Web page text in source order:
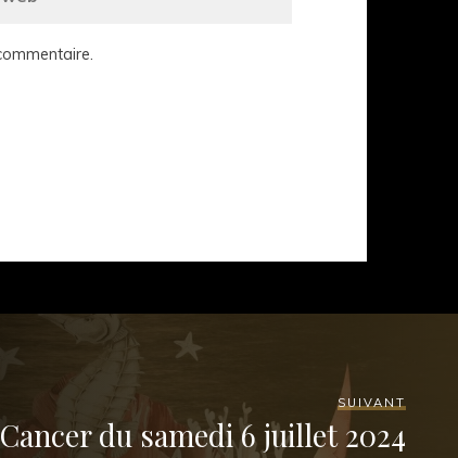
SUIVANT
du samedi 6 juillet 2024